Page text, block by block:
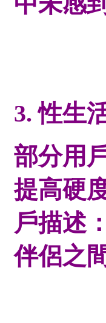
3. 性生
部分用
提高硬
戶描述
伴侶之